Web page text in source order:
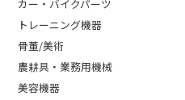
カー・バイクパーツ
トレーニング機器
骨董/美術
農耕具・業務用機械
美容機器